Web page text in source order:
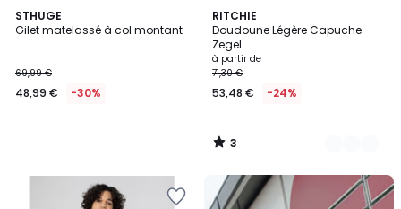
STHUGE
Gilet matelassé à col montant
69,99 €
48,99 € -30%
RITCHIE
Doudoune Légère Capuche
Zegel
à partir de
71,30 €
53,48 € -24%
3
/
5
9
Couleurs
3
/
Nouveau